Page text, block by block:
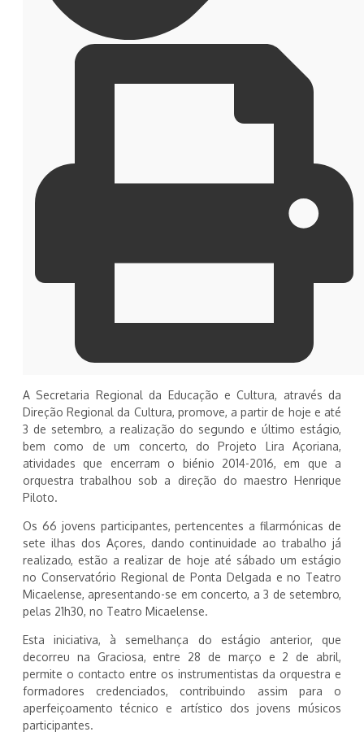
A Secretaria Regional da Educação e Cultura, através da
Direção Regional da Cultura, promove, a partir de hoje e até
3 de setembro, a realização do segundo e último estágio,
bem como de um concerto, do Projeto Lira Açoriana,
atividades que encerram o biénio 2014-2016, em que a
orquestra trabalhou sob a direção do maestro Henrique
Piloto.
Os 66 jovens participantes, pertencentes a filarmónicas de
sete ilhas dos Açores, dando continuidade ao trabalho já
realizado, estão a realizar de hoje até sábado um estágio
no Conservatório Regional de Ponta Delgada e no Teatro
Micaelense, apresentando-se em concerto, a 3 de setembro,
pelas 21h30, no Teatro Micaelense.
Esta iniciativa, à semelhança do estágio anterior, que
decorreu na Graciosa, entre 28 de março e 2 de abril,
permite o contacto entre os instrumentistas da orquestra e
formadores credenciados, contribuindo assim para o
aperfeiçoamento técnico e artístico dos jovens músicos
participantes.